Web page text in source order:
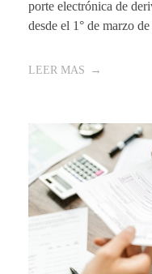
porte electrónica de
desde el 1° de marzo
LEER MAS